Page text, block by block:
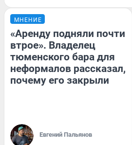
МНЕНИЕ
«Аренду подняли почти
втрое». Владелец
тюменского бара для
неформалов рассказал,
почему его закрыли
Евгений Пальянов